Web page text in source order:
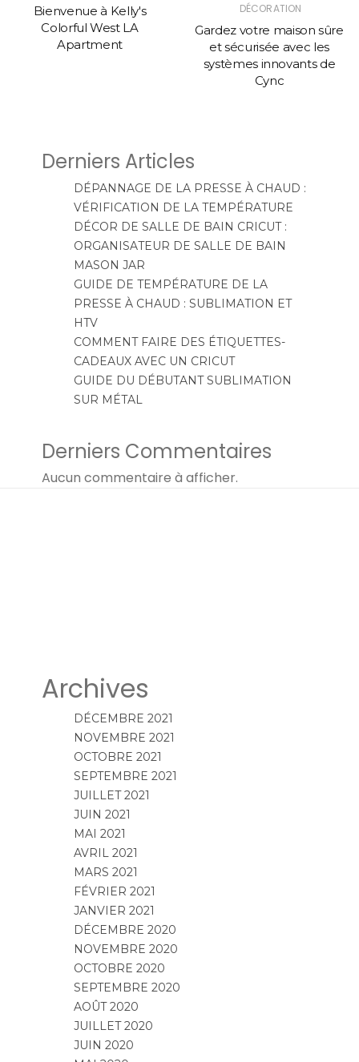
Bienvenue à Kelly's
Colorful West LA
Apartment
DÉCORATION
Gardez votre maison sûre
et sécurisée avec les
systèmes innovants de
Cync
Derniers Articles
DÉPANNAGE DE LA PRESSE À CHAUD :
VÉRIFICATION DE LA TEMPÉRATURE
DÉCOR DE SALLE DE BAIN CRICUT :
ORGANISATEUR DE SALLE DE BAIN
MASON JAR
GUIDE DE TEMPÉRATURE DE LA
PRESSE À CHAUD : SUBLIMATION ET
HTV
COMMENT FAIRE DES ÉTIQUETTES-
CADEAUX AVEC UN CRICUT
GUIDE DU DÉBUTANT SUBLIMATION
SUR MÉTAL
Derniers Commentaires
Aucun commentaire à afficher.
Archives
DÉCEMBRE 2021
NOVEMBRE 2021
OCTOBRE 2021
SEPTEMBRE 2021
JUILLET 2021
JUIN 2021
MAI 2021
AVRIL 2021
MARS 2021
FÉVRIER 2021
JANVIER 2021
DÉCEMBRE 2020
NOVEMBRE 2020
OCTOBRE 2020
SEPTEMBRE 2020
AOÛT 2020
JUILLET 2020
JUIN 2020